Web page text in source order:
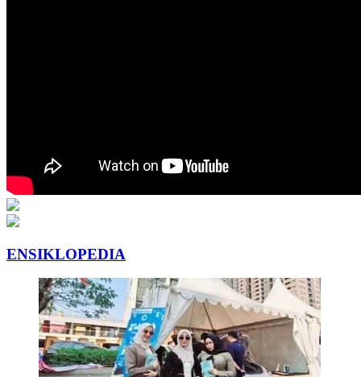
ENSIKLOPEDIA